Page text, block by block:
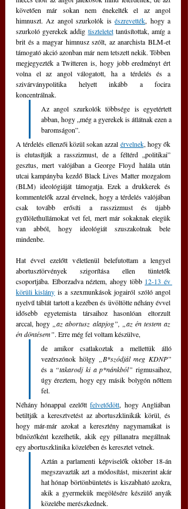
követően már sokan nem énekelték el az angol
himnuszt. Az angol szurkolók is észrevették, hogy a
szurkoló gyerekek addig tiszteletet tanúsítottak, amíg a
brit és a magyar himnusz szólt, az anarchista BLM-et
támogató akció azonban már nem tetszett nekik. Többen
megjegyezték a Twitteren is, hogy jobb eredményt ért
volna el az angol válogatott, ha a térdelés és a
szivárványpolitika helyett inkább a focira
koncentrálnak.
Az angol szurkolók többsége is egyetértett
abban, hogy „még a gyerekek is átlátnak ezen a
baromságon”.
A térdelés ellenzői közül sokan azzal érvelnek, hogy ők
is elutasítják a rasszizmust, de a féltérd „politikai”
gesztus, mert valójában a George Floyd halála után
utcai kampányba kezdő Black Lives Matter mozgalom
(BLM) ideológiáját támogatja. Ezek a drukkerek és
kommentelők azzal érvelnek, hogy a térdelés valójában
csak tovább erősíti a rasszizmust és újabb
gyűlölethullámokat vet fel, mert már sokaknak elegük
van abból, hogy ideológiát szuszakolnak bele
mindenbe.
Hat évvel ezelőtt véletlenül belefutottam a lengyel
abortusztörvények szigorítása ellen tüntetők
csoportjába. Elborzadva néztem, ahogy több 12-13 év
körüli kislány is a szexmunkások jogairól szóló angol
nyelvű táblát tartott a kezében és üvöltötte néhány évvel
idősebb egyetemista társaihoz hasonlóan eltorzult
arccal, hogy „az abortusz alapjog”, „az én testem az
én döntésem”. Erre még fel voltam készülve,
de amikor csatlakoztak a mellettük álló
vezérszónok hölgy „B*szódjál meg KDNP”
és a “takarodj ki a p*nánkból” rigmusaihoz,
úgy éreztem, hogy egy másik bolygón nőttem
fel.
Néhány hónappal ezelőtt felvetődött, hogy Angliában
betiltják a keresztvetést az abortuszklinikák körül, és
hogy már-már azokat a keresztény nagymamákat is
bűnözőként kezelhetik, akik egy pillanatra megállnak
egy abortuszklinika közelében és keresztet vetnek.
Aztán a parlamenti képviselők október 18-án
megszavazták azt a módosítást, miszerint akár
hat hónap börtönbüntetés is kiszabható azokra,
akik a gyermekük megölésére készülő anyák
közelébe merészkednek.